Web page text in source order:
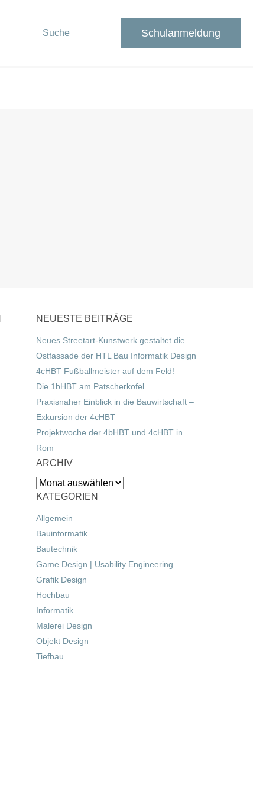
Suche Schulanmeldung
NEUESTE BEITRÄGE
Neues Streetart-Kunstwerk gestaltet die
Ostfassade der HTL Bau Informatik Design
4cHBT Fußballmeister auf dem Feld!
Die 1bHBT am Patscherkofel
Praxisnaher Einblick in die Bauwirtschaft –
Exkursion der 4cHBT
Projektwoche der 4bHBT und 4cHBT in
Rom
ARCHIV
Archiv
KATEGORIEN
Allgemein
Bauinformatik
Bautechnik
Game Design | Usability Engineering
Grafik Design
Hochbau
Informatik
Malerei Design
Objekt Design
Tiefbau